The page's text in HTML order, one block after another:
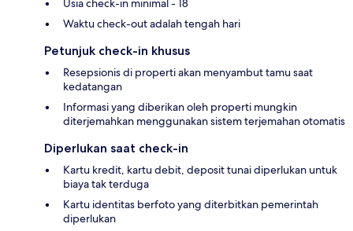
Usia check-in minimal - 18
Waktu check-out adalah tengah hari
Petunjuk check-in khusus
Resepsionis di properti akan menyambut tamu saat
kedatangan
Informasi yang diberikan oleh properti mungkin
diterjemahkan menggunakan sistem terjemahan otomatis
Diperlukan saat check-in
Kartu kredit, kartu debit, deposit tunai diperlukan untuk
biaya tak terduga
Kartu identitas berfoto yang diterbitkan pemerintah
diperlukan